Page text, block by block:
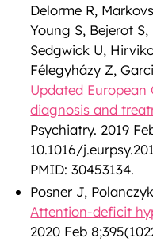
Delorme R,
Young S, Bejerot
Sedgwick U,
Félegyházy Z,
Updated European
diagnosis and
Psychiatry. 2019
10.1016/
PMID: 30453134.
Posner J,
Attention-deficit
2020 Feb